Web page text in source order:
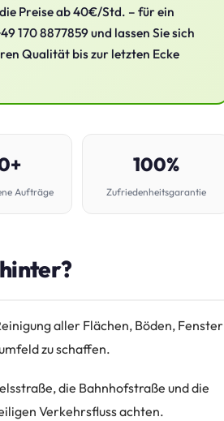
Preise ab 40€/Std. – für ein
170 8877859 und lassen Sie sich
Qualität bis zur letzten Ecke
Aufträge
100%
Zufriedenheitsgarantie
aller Flächen, Böden, Fenster
zu schaffen.
die Bahnhofstraße und die
Verkehrsfluss achten.